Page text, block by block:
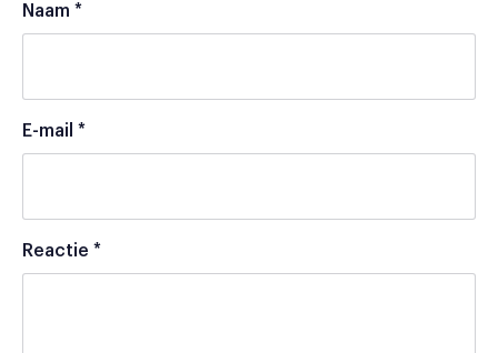
Naam *
E-mail *
Reactie *